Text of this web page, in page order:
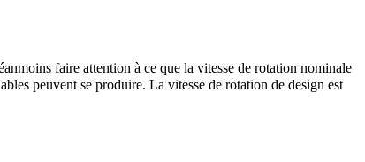
faire attention à ce que la vitesse de rotation nominale
peuvent se produire. La vitesse de rotation de design est